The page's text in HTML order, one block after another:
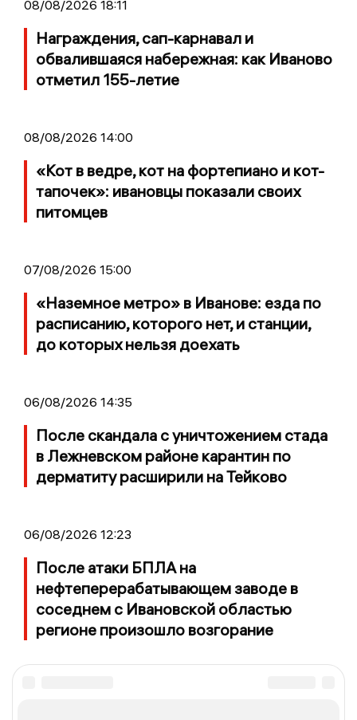
08/08/2026 18:11
Награждения, сап-карнавал и
обвалившаяся набережная: как Иваново
отметил 155-летие
08/08/2026 14:00
«Кот в ведре, кот на фортепиано и кот-
тапочек»: ивановцы показали своих
питомцев
07/08/2026 15:00
«Наземное метро» в Иванове: езда по
расписанию, которого нет, и станции,
до которых нельзя доехать
06/08/2026 14:35
После скандала с уничтожением стада
в Лежневском районе карантин по
дерматиту расширили на Тейково
06/08/2026 12:23
После атаки БПЛА на
нефтеперерабатывающем заводе в
соседнем с Ивановской областью
регионе произошло возгорание